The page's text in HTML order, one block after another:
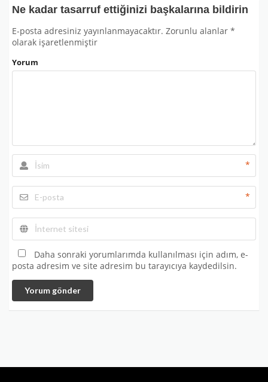
Ne kadar tasarruf ettiğinizi başkalarına bildirin
E-posta adresiniz yayınlanmayacaktır. Zorunlu alanlar *
olarak işaretlenmiştir
Yorum
*
*
Daha sonraki yorumlarımda kullanılması için adım, e-
posta adresim ve site adresim bu tarayıcıya kaydedilsin.
Yorum gönder